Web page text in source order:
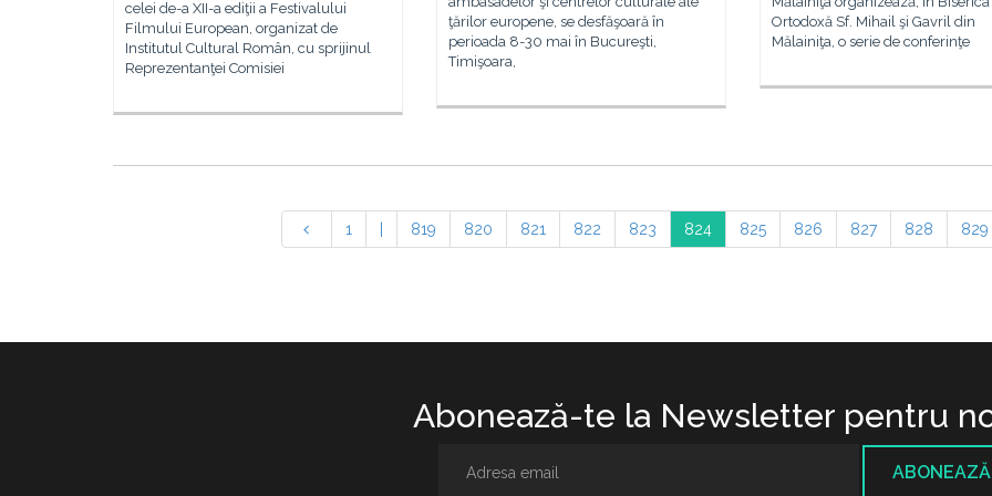
celei de-a XII-a ediţii a Festivalului
Filmului European, organizat de
Institutul Cultural Român, cu sprijinul
Reprezentanţei Comisiei
ţărilor europene, se desfăşoară în
perioada 8-30 mai în Bucureşti,
Timişoara,
Ortodoxă Sf. Mihail şi Gavril din
Mălainiţa, o serie de conferinţe
1 819 820 821 822 823 824 825 826 827 828 829
Abonează-te la Newsletter pentru